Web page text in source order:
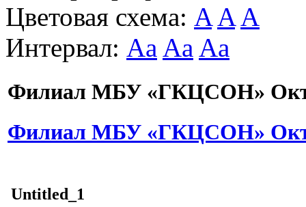
Цветовая схема: A A A
Интервал: Aa Aa Aa
Филиал МБУ «ГКЦСОН»
Филиал МБУ «ГКЦСОН»
Untitled_1